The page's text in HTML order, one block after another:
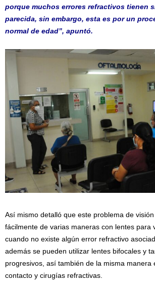
porque muchos errores refractivos tienen
parecida, sin embargo, esta es por un
normal de edad”, apuntó.
Así mismo detalló que este problema de
fácilmente de varias maneras con lentes para
cuando no existe algún error refractivo
además se pueden utilizar lentes bifocales y
progresivos, así también de la misma manera
contacto y cirugías refractivas.